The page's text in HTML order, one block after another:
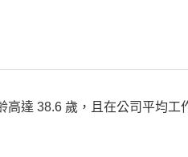
高達 38.6 歲，且在公司平均